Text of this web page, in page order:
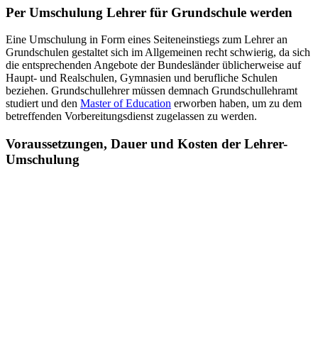
Per Umschulung Lehrer für Grundschule werden
Eine Umschulung in Form eines Seiteneinstiegs zum Lehrer an
Grundschulen gestaltet sich im Allgemeinen recht schwierig, da sich
die entsprechenden Angebote der Bundesländer üblicherweise auf
Haupt- und Realschulen, Gymnasien und berufliche Schulen
beziehen. Grundschullehrer müssen demnach Grundschullehramt
studiert und den Master of Education erworben haben, um zu dem
betreffenden Vorbereitungsdienst zugelassen zu werden.
Voraussetzungen, Dauer und Kosten der Lehrer-
Umschulung